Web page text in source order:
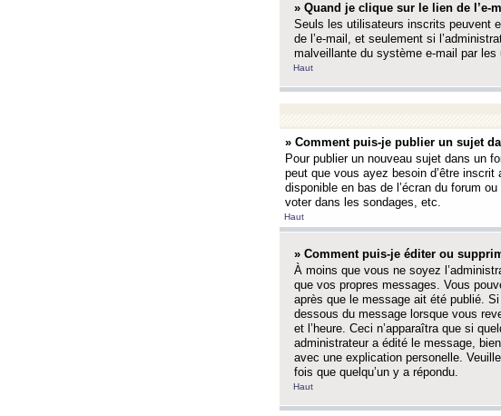
» Quand je clique sur le lien de l’e-
Seuls les utilisateurs inscrits peuvent
de l’e-mail, et seulement si
malveillante du système e-mail par
Haut
» Comment puis-je publier un sujet
Pour publier un nouveau sujet dans un
peut que vous ayez besoin d’être
disponible en bas de l’écran du forum
voter dans les sondages, etc.
Haut
» Comment puis-je éditer ou
À moins que vous ne soyez
que vos propres messages. Vous
après que le message ait été publié.
dessous du message lorsque vous
et l’heure. Ceci n’apparaîtra que si
administrateur a édité le message,
avec une explication personelle.
fois que quelqu’un y a répondu.
Haut